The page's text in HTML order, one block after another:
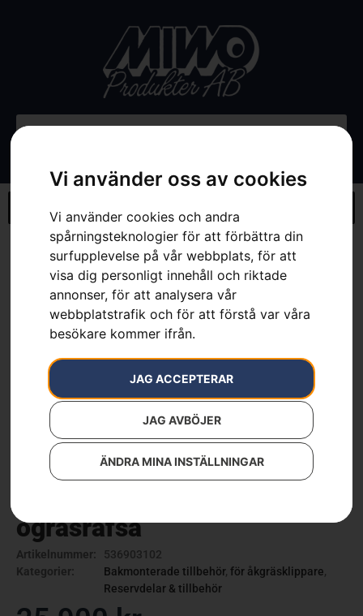
Vi använder oss av cookies
Vi använder cookies och andra
spårningsteknologier för att förbättra din
surfupplevelse på vår webbplats, för att
visa dig personligt innehåll och riktade
annonser, för att analysera vår
webbplatstrafik och för att förstå var våra
besökare kommer ifrån.
JAG ACCEPTERAR
JAG AVBÖJER
ÄNDRA MINA INSTÄLLNINGAR
Webbutik » Husqvarna grus- & ogräsräfsa
ogräsräfsa
Artikelnummer:
536903102
Kategorier:
Bakmonterade tillbehör, för åkgräsklippare,
Reservdelar & tillbehör